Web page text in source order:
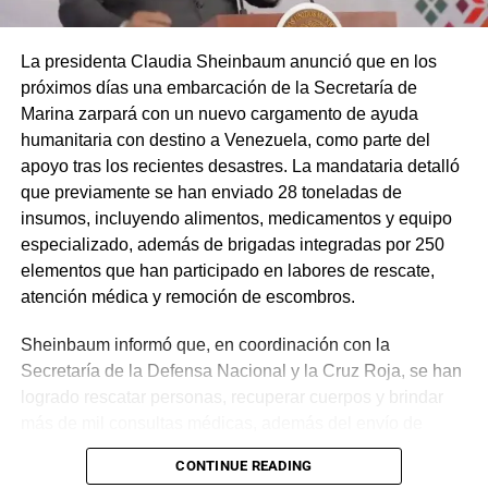
La presidenta Claudia Sheinbaum anunció que en los
próximos días una embarcación de la Secretaría de
Marina zarpará con un nuevo cargamento de ayuda
humanitaria con destino a Venezuela, como parte del
apoyo tras los recientes desastres. La mandataria detalló
que previamente se han enviado 28 toneladas de
insumos, incluyendo alimentos, medicamentos y equipo
especializado, además de brigadas integradas por 250
elementos que han participado en labores de rescate,
atención médica y remoción de escombros.
Sheinbaum informó que, en coordinación con la
Secretaría de la Defensa Nacional y la Cruz Roja, se han
logrado rescatar personas, recuperar cuerpos y brindar
plantas de energía y materiales de apoyo. Subrayó que
estas acciones responden a solicitudes del gobierno
CONTINUE READING